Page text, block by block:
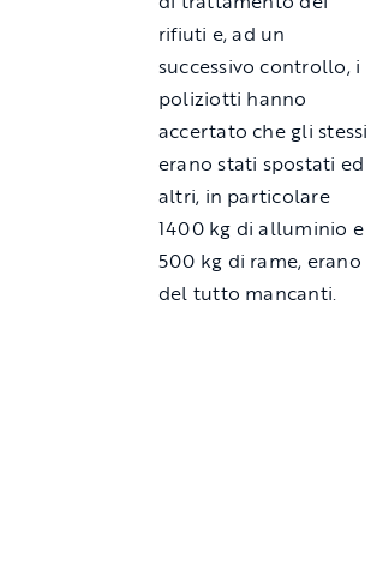
rifiuti e, ad un
successivo controllo, i
poliziotti hanno
accertato che gli stessi
erano stati spostati ed
altri, in particolare
1400 kg di alluminio e
500 kg di rame, erano
del tutto mancanti.